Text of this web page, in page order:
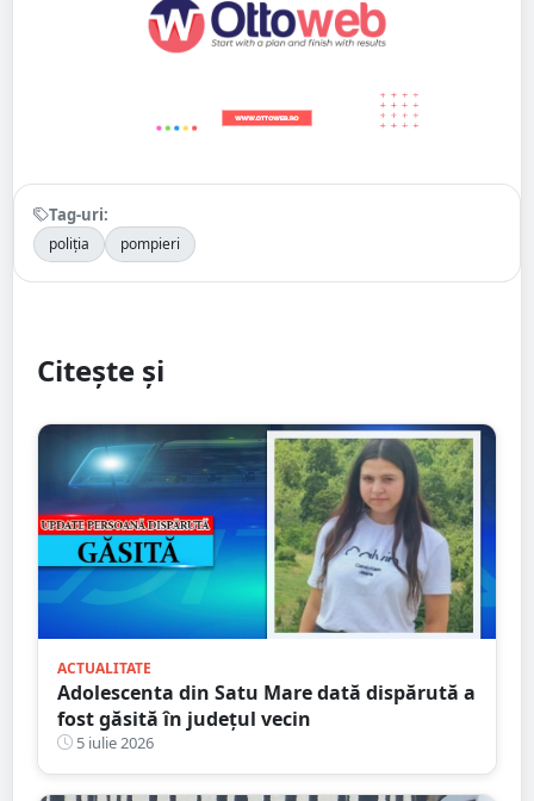
Tag-uri:
poliția pompieri
Citește și
ACTUALITATE
Adolescenta din Satu Mare dată dispărută a
fost găsită în județul vecin
5 iulie 2026